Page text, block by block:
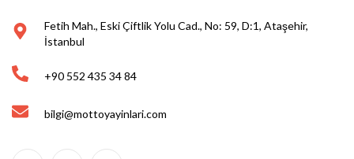
Fetih Mah., Eski Çiftlik Yolu Cad., No: 59, D:1, Ataşehir,
İstanbul
+90 552 435 34 84
bilgi@mottoyayinlari.com